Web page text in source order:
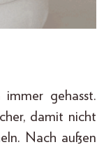
gehasst.
damit nicht
Nach außen